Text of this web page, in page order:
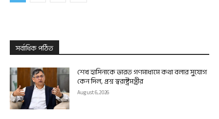
সর্বাধিক পঠিত
শেখ হাসিনাকে ভারত গণমাধ্যমে কথা বলার সুযোগ
কেন দিল, প্রশ্ন স্বরাষ্ট্রমন্ত্রীর
August 6, 2026